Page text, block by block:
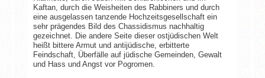
Kaftan, durch die Weisheiten des Rabbiners und durch
eine ausgelassen tanzende Hochzeitsgesellschaft ein
sehr prägendes Bild des Chassidismus nachhaltig
gezeichnet. Die andere Seite dieser ostjüdischen Welt
heißt bittere Armut und antijüdische, erbitterte
Feindschaft, Überfälle auf jüdische Gemeinden, Gewalt
und Hass und Angst vor Pogromen.